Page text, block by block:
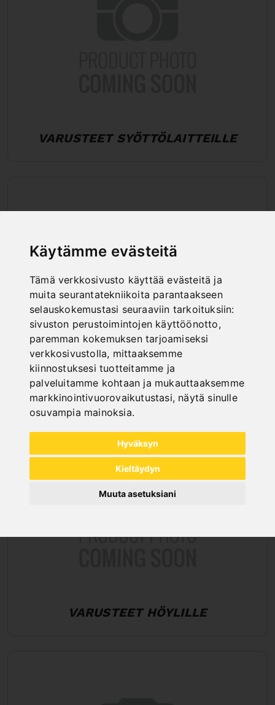
Käytämme evästeitä
Tämä verkkosivusto käyttää evästeitä ja
muita seurantatekniikoita parantaakseen
selauskokemustasi seuraaviin tarkoituksiin:
sivuston perustoimintojen käyttöönotto,
paremman kokemuksen tarjoamiseksi
verkkosivustolla, mittaaksemme
kiinnostuksesi tuotteitamme ja
palveluitamme kohtaan ja mukauttaaksemme
markkinointivuorovaikutustasi, näytä sinulle
osuvampia mainoksia.
Hyväksyn
Kieltäydyn
Muuta asetuksiani
VARUSTEET SYÖTTÖLAITTEILLE
VARUSTEET HÖYLÄPENKEILLE
VARUSTEET HÖYLILLE